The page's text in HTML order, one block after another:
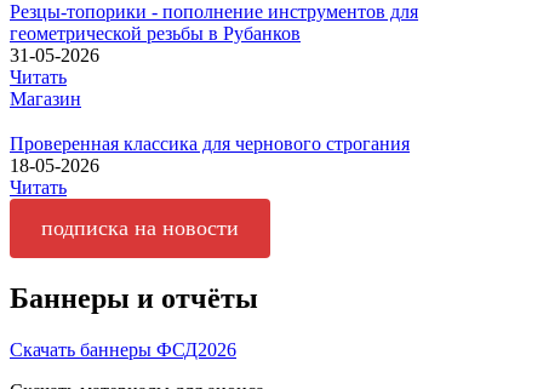
Резцы-топорики - пополнение инструментов для
геометрической резьбы в Рубанков
31-05-2026
Читать
Магазин
Проверенная классика для чернового строгания
18-05-2026
Читать
подписка на новости
Баннеры и отчёты
Скачать баннеры ФСД2026